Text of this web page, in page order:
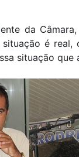
da
é
situação que